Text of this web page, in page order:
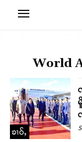
World
ၶၢဝ်ႇ